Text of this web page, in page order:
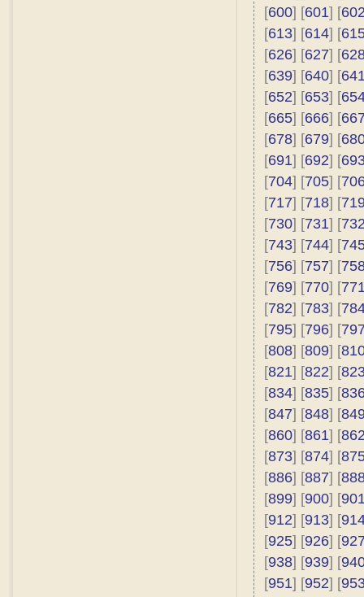
[600] [601] [
[613] [614] [
[626] [627] [
[639] [640] [
[652] [653] [
[665] [666] [
[678] [679] [
[691] [692] [
[704] [705] [
[717] [718] [
[730] [731] [
[743] [744] [
[756] [757] [
[769] [770] [
[782] [783] [
[795] [796] [
[808] [809] [
[821] [822] [
[834] [835] [
[847] [848] [
[860] [861] [
[873] [874] [
[886] [887] [
[899] [900] [
[912] [913] [
[925] [926] [
[938] [939] [
[951] [952] [